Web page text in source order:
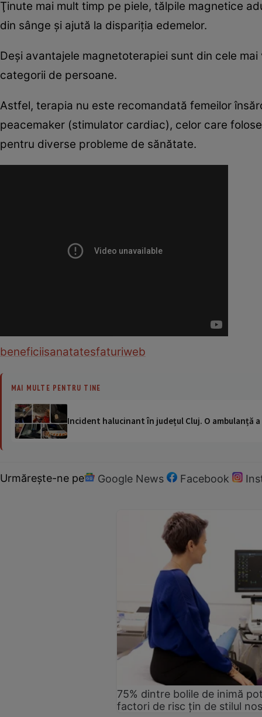
Ţinute mai mult timp pe piele, tălpile magnetice
din sânge şi ajută la dispariţia edemelor.
Deşi avantajele magnetoterapiei sunt din cele
categorii de persoane.
Astfel, terapia nu este recomandată femeilor
peacemaker (stimulator cardiac), celor care
pentru diverse probleme de sănătate.
beneficiisanatatesfaturiweb
MAI MULTE PENTRU TINE
Incident halucinant în județul Cluj. O ambulanță
Urmărește-ne pe Google News Facebook
75% dintre bolile de inimă
factori de risc țin de stilul